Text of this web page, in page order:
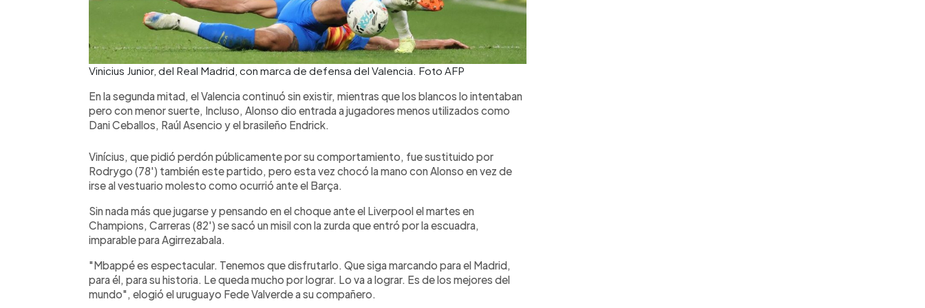
Vinicius Junior, del Real Madrid, con marca de defensa del Valencia. Foto AFP
En la segunda mitad, el Valencia continuó sin existir, mientras que los blancos lo intentaban
pero con menor suerte, Incluso, Alonso dio entrada a jugadores menos utilizados como
Dani Ceballos, Raúl Asencio y el brasileño Endrick.
Vinícius, que pidió perdón públicamente por su comportamiento, fue sustituido por
Rodrygo (78') también este partido, pero esta vez chocó la mano con Alonso en vez de
irse al vestuario molesto como ocurrió ante el Barça.
Sin nada más que jugarse y pensando en el choque ante el Liverpool el martes en
Champions, Carreras (82') se sacó un misil con la zurda que entró por la escuadra,
imparable para Agirrezabala.
"Mbappé es espectacular. Tenemos que disfrutarlo. Que siga marcando para el Madrid,
para él, para su historia. Le queda mucho por lograr. Lo va a lograr. Es de los mejores del
mundo", elogió el uruguayo Fede Valverde a su compañero.